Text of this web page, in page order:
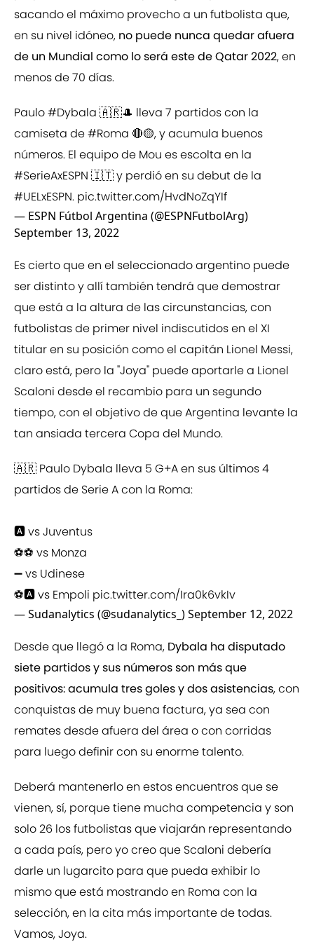
sacando el máximo provecho a un futbolista que,
en su nivel idóneo, no puede nunca quedar afuera
de un Mundial como lo será este de Qatar 2022, en
menos de 70 días.
Paulo#Dybala 🇦🇷🎩 lleva 7 partidos con la
camiseta de#Roma 🔴🟡, y acumula buenos
números. El equipo de Mou es escolta en la
#SerieAxESPN 🇮🇹 y perdió en su debut de la
#UELxESPN. pic.twitter.com/HvdNoZqYIf
— ESPN Fútbol Argentina (@ESPNFutbolArg)
September 13, 2022
Es cierto que en el seleccionado argentino puede
ser distinto y allí también tendrá que demostrar
que está a la altura de las circunstancias, con
futbolistas de primer nivel indiscutidos en el XI
titular en su posición como el capitán Lionel Messi,
claro está, pero la "Joya" puede aportarle a Lionel
Scaloni desde el recambio para un segundo
tiempo, con el objetivo de que Argentina levante la
tan ansiada tercera Copa del Mundo.
🇦🇷 Paulo Dybala lleva 5 G+A en sus últimos 4
partidos de Serie A con la Roma:
🅰️ vs Juventus
⚽⚽ vs Monza
➖ vs Udinese
⚽🅰️ vs Empoli pic.twitter.com/Ira0k6vkIv
— Sudanalytics (@sudanalytics_)September 12, 2022
Desde que llegó a la Roma, Dybala ha disputado
siete partidos y sus números son más que
positivos: acumula tres goles y dos asistencias, con
conquistas de muy buena factura, ya sea con
remates desde afuera del área o con corridas
para luego definir con su enorme talento.
Deberá mantenerlo en estos encuentros que se
vienen, sí, porque tiene mucha competencia y son
solo 26 los futbolistas que viajarán representando
a cada país, pero yo creo que Scaloni debería
darle un lugarcito para que pueda exhibir lo
mismo que está mostrando en Roma con la
selección, en la cita más importante de todas.
Vamos, Joya.